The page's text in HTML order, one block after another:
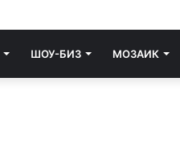
ШОУ-БИЗ МОЗАИК